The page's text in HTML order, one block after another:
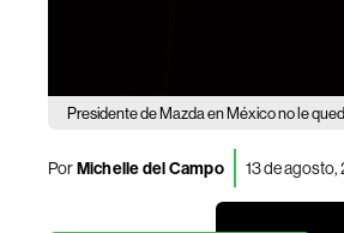
Presidente de Mazda en México no le
PorMichelle del Campo 13 de